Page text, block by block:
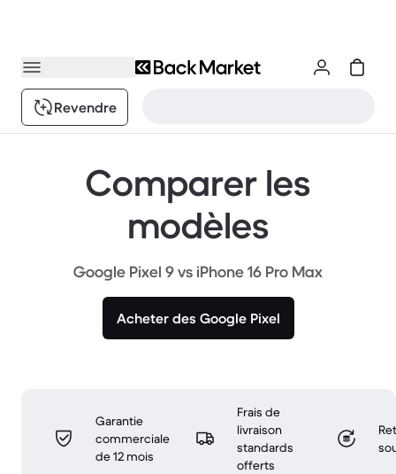
Revendre
Comparer les
modèles
Google Pixel 9 vs iPhone 16 Pro Max
Acheter des Google Pixel
Garantie
commerciale
de 12 mois
Frais de
livraison
standards
offerts